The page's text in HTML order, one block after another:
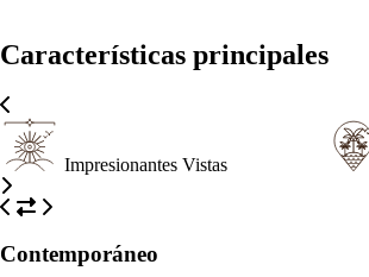
Características principales
Impresionantes Vistas
Contemporáneo